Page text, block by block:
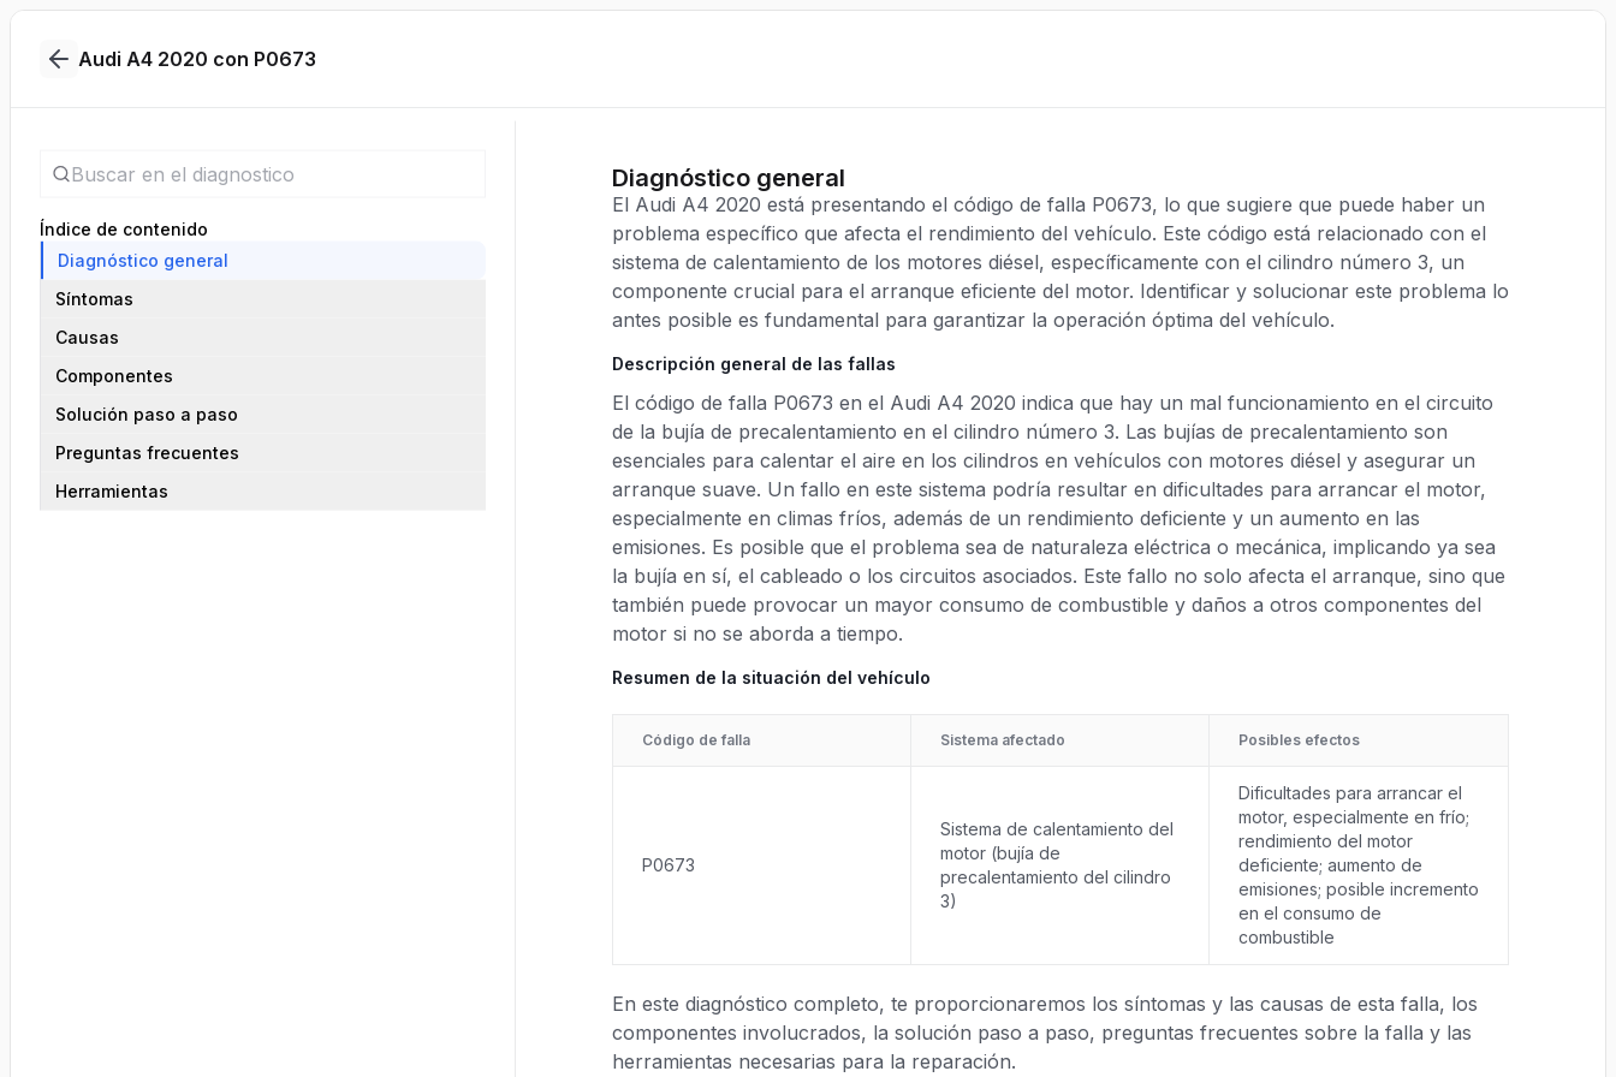
Audi A4 2020 con P0673
Índice de contenido
Diagnóstico general
Síntomas
Causas
Componentes
Solución paso a paso
Preguntas frecuentes
Herramientas
Diagnóstico general
El Audi A4 2020 está presentando el código de falla P0673, lo que sugiere que puede haber un
problema específico que afecta el rendimiento del vehículo. Este código está relacionado con el
sistema de calentamiento de los motores diésel, específicamente con el cilindro número 3, un
componente crucial para el arranque eficiente del motor. Identificar y solucionar este problema lo
antes posible es fundamental para garantizar la operación óptima del vehículo.
Descripción general de las fallas
El código de falla P0673 en el Audi A4 2020 indica que hay un mal funcionamiento en el circuito
de la bujía de precalentamiento en el cilindro número 3. Las bujías de precalentamiento son
esenciales para calentar el aire en los cilindros en vehículos con motores diésel y asegurar un
arranque suave. Un fallo en este sistema podría resultar en dificultades para arrancar el motor,
especialmente en climas fríos, además de un rendimiento deficiente y un aumento en las
emisiones. Es posible que el problema sea de naturaleza eléctrica o mecánica, implicando ya sea
la bujía en sí, el cableado o los circuitos asociados. Este fallo no solo afecta el arranque, sino que
también puede provocar un mayor consumo de combustible y daños a otros componentes del
motor si no se aborda a tiempo.
Resumen de la situación del vehículo
Código de falla Sistema afectado Posibles efectos
P0673
Sistema de calentamiento del
motor (bujía de
precalentamiento del cilindro
3)
Dificultades para arrancar el
motor, especialmente en frío;
rendimiento del motor
deficiente; aumento de
emisiones; posible incremento
en el consumo de
combustible
En este diagnóstico completo, te proporcionaremos los síntomas y las causas de esta falla, los
componentes involucrados, la solución paso a paso, preguntas frecuentes sobre la falla y las
herramientas necesarias para la reparación.